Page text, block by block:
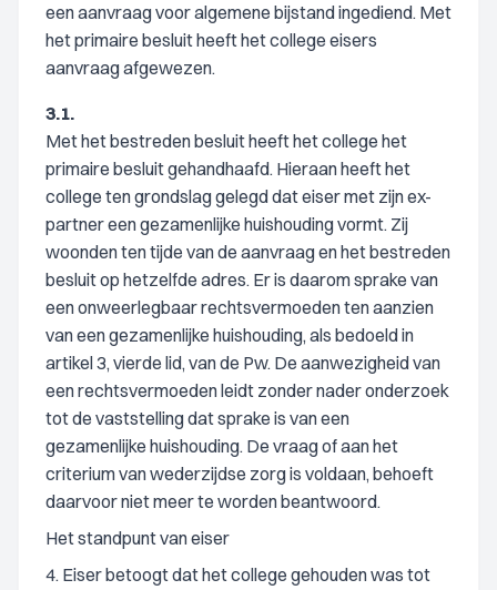
een aanvraag voor algemene bijstand ingediend. Met
het primaire besluit heeft het college eisers
aanvraag afgewezen.
3.1.
Met het bestreden besluit heeft het college het
primaire besluit gehandhaafd. Hieraan heeft het
college ten grondslag gelegd dat eiser met zijn ex-
partner een gezamenlijke huishouding vormt. Zij
woonden ten tijde van de aanvraag en het bestreden
besluit op hetzelfde adres. Er is daarom sprake van
een onweerlegbaar rechtsvermoeden ten aanzien
van een gezamenlijke huishouding, als bedoeld in
artikel 3, vierde lid, van de Pw. De aanwezigheid van
een rechtsvermoeden leidt zonder nader onderzoek
tot de vaststelling dat sprake is van een
gezamenlijke huishouding. De vraag of aan het
criterium van wederzijdse zorg is voldaan, behoeft
daarvoor niet meer te worden beantwoord.
Het standpunt van eiser
4. Eiser betoogt dat het college gehouden was tot